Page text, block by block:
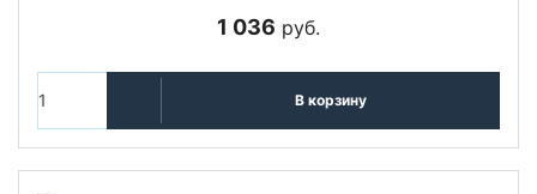
1 036 руб.
В корзину